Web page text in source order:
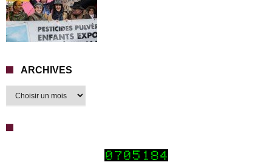
ARCHIVES